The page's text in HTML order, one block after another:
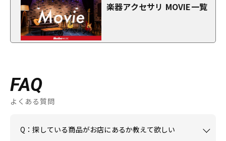
楽器アクセサリ MOVIE一覧
FAQ
よくある質問
Q：探している商品がお店にあるか教えて欲しい